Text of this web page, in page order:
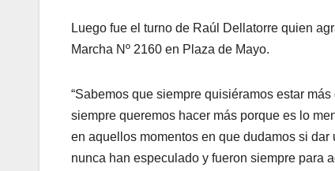
Luego fue el turno de Raúl Dellatorre quien
Marcha Nº 2160 en Plaza de Mayo.
“Sabemos que siempre quisiéramos estar
siempre queremos hacer más porque es lo
en aquellos momentos en que dudamos si
nunca han especulado y fueron siempre para